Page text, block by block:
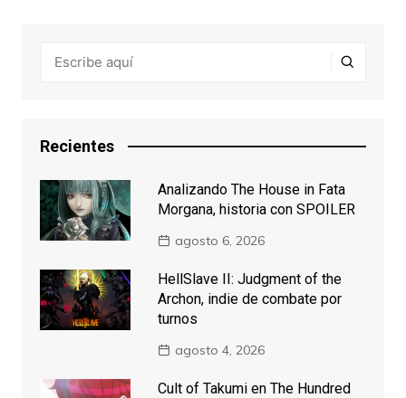
Recientes
Analizando The House in Fata
Morgana, historia con SPOILER
agosto 6, 2026
HellSlave II: Judgment of the
Archon, indie de combate por
turnos
agosto 4, 2026
Cult of Takumi en The Hundred